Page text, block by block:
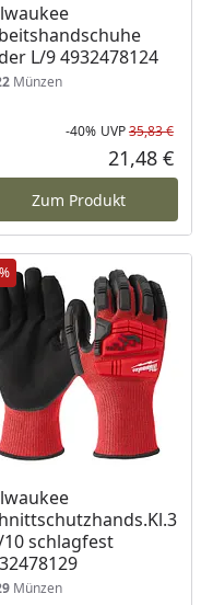
Preis
L/9 4932478124
Münzen
-40% UVP35,83 €
21,48 €
Zum Produkt
10 schlagfest
Münzen